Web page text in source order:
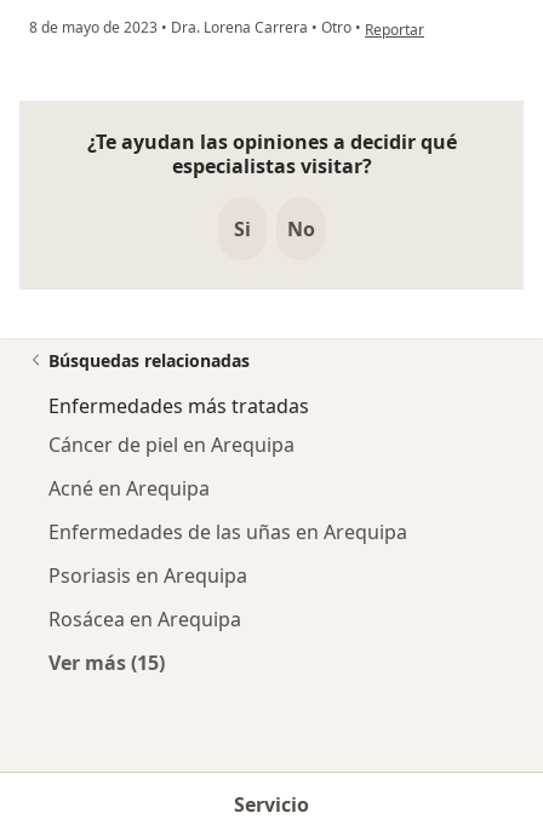
8 de mayo de 2023 • Dra. Lorena Carrera • Otro • en opinión del usuario
Reportar
¿Te ayudan las opiniones a decidir qué
especialistas visitar?
Si No
Búsquedas relacionadas
Enfermedades más tratadas
Cáncer de piel en Arequipa
Acné en Arequipa
Enfermedades de las uñas en Arequipa
Psoriasis en Arequipa
Rosácea en Arequipa
Ver más (15)
Servicio